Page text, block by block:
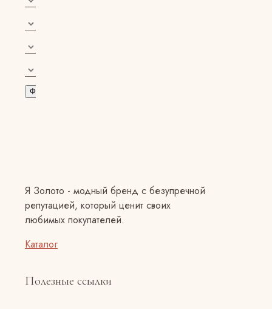
Фильтровать
Я Золото - модный бренд с безупречной
репутацией, который ценит своих
любимых покупателей.
Каталог
Полезные ссылки